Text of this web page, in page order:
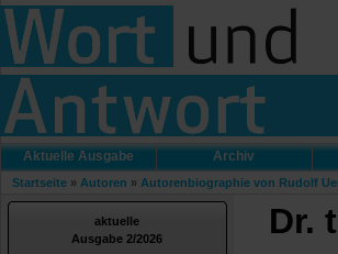
Aktuelle Ausgabe Archiv
Startseite » Autoren » Autorenbiographie von Rudolf
aktuelle
Ausgabe 2/2026
Dr.